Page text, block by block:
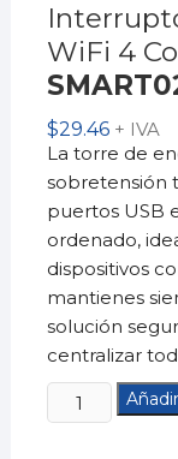
WiFi 4
$29.46 + IVA
La torre de
sobretensión
puertos USB
ordenado,
dispositivos
mantienes
solución
centralizar
Interruptor